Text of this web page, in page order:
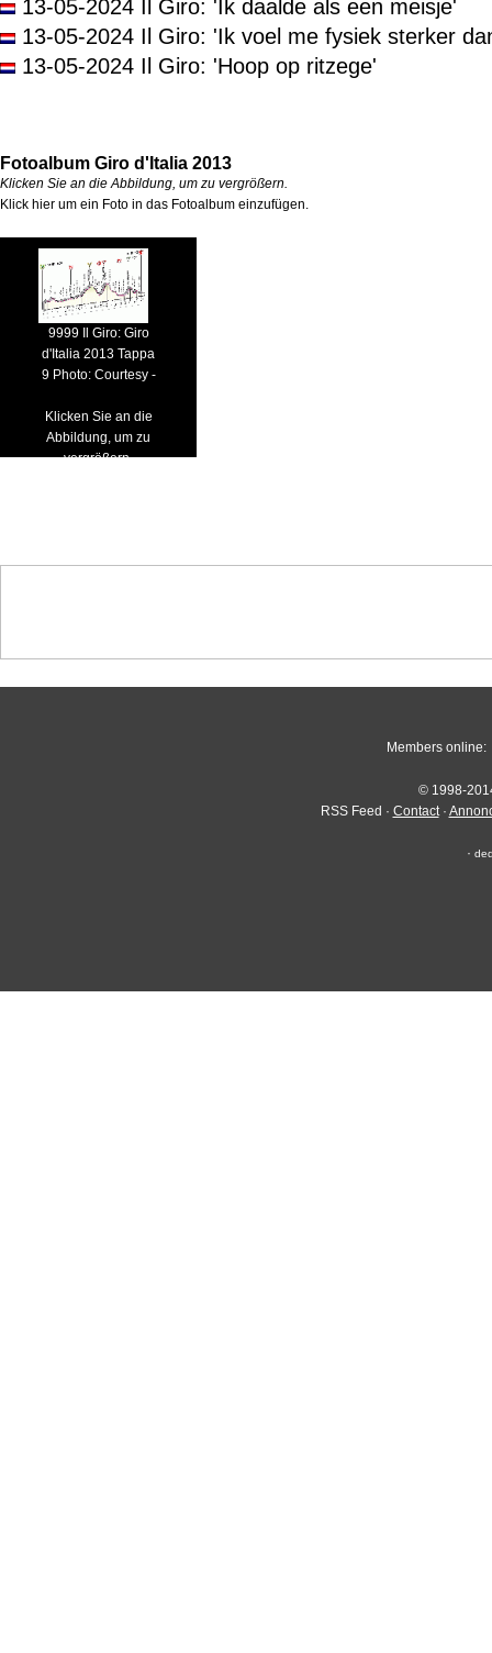
13-05-2024 Il Giro: 'Ik daalde als een meisje'
13-05-2024 Il Giro: 'Ik voel me fysiek sterker
13-05-2024 Il Giro: 'Hoop op ritzege'
Fotoalbum Giro d'Italia 2013
Klicken Sie an die Abbildung, um zu vergrößern.
Klick hier um ein Foto in das Fotoalbum einzufügen.
9999 Il Giro: Giro
d'Italia 2013 Tappa
9 Photo: Courtesy -
Klicken Sie an die
Abbildung, um zu
vergrößern.
Members
© 1998-
RSS Feed · Contact·
·